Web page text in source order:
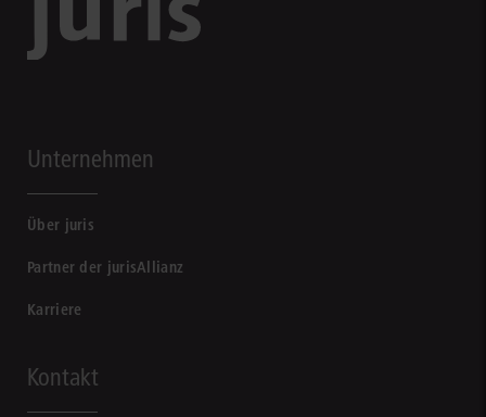
Unternehmen
Über juris
Partner der jurisAllianz
Karriere
Kontakt